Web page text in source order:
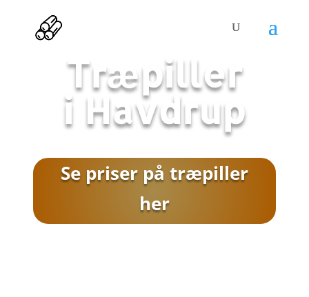
Træpiller
i Havdrup
Se priser på træpiller
her